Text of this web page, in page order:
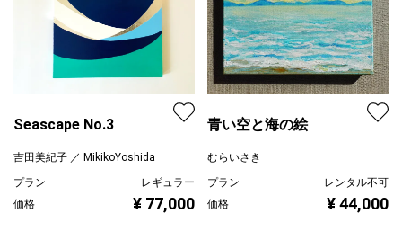
Seascape No.3
吉田美紀子 ／ MikikoYoshida
プラン
レギュラー
価格
¥ 77,000
青い空と海の絵
むらいさき
プラン
レンタル不可
価格
¥ 44,000